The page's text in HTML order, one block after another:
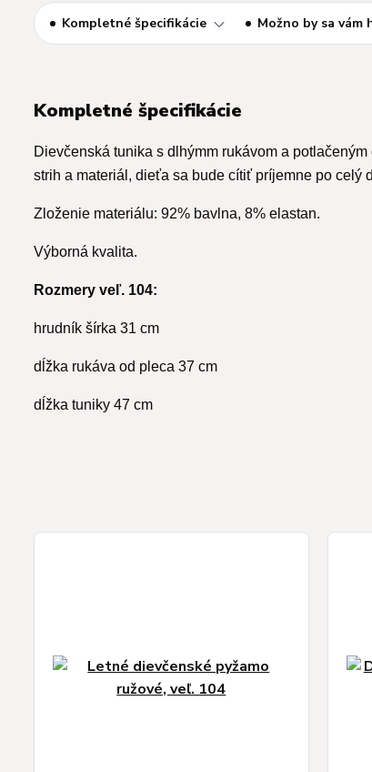
Kompletné špecifikácie Možno by sa vám
Kompletné špecifikácie
Dievčenská tunika s dlhýmm rukávom a
strih a materiál, dieťa sa bude cítiť príjemne po celý
Zloženie materiálu: 92% bavlna, 8% elastan.
Výborná kvalita.
Rozmery veľ. 104:
hrudník šírka 31 cm
dĺžka rukáva od pleca 37 cm
dĺžka tuniky 47 cm